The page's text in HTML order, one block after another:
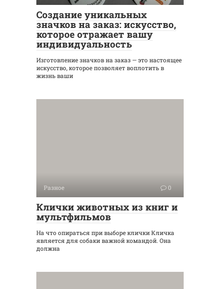
Создание уникальных
значков на заказ: искусство,
которое отражает вашу
индивидуальность
Изготовление значков на заказ — это настоящее
искусство, которое позволяет воплотить в
жизнь ваши
Разное 0
Клички животных из книг и
мультфильмов
На что опираться при выборе клички Кличка
является для собаки важной командой. Она
должна